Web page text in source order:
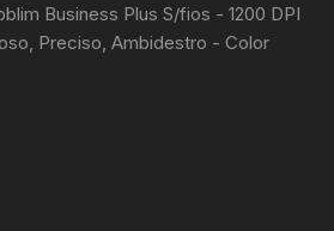
Business Plus S/fios - 1200 DPI
Preciso, Ambidestro - Color